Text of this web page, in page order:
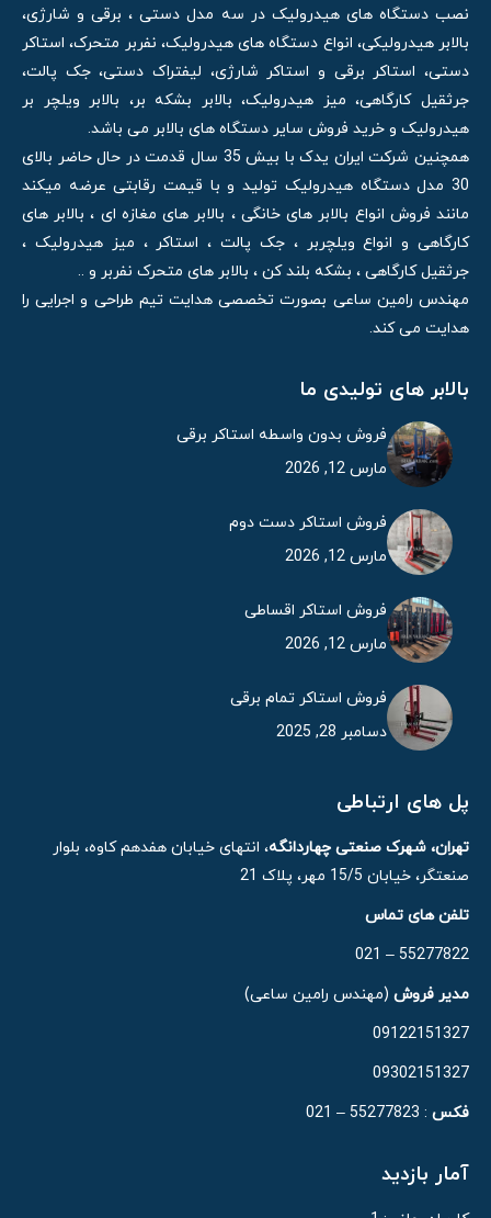
نصب دستگاه های هیدرولیک در سه مدل دستی ، برقی و شارژی،
بالابر هیدرولیکی، انواع دستگاه های هیدرولیک، نفربر متحرک، استاکر
دستی، استاکر برقی و استاکر شارژی، لیفتراک دستی، جک پالت،
جرثقیل کارگاهی، میز هیدرولیک، بالابر بشکه بر، بالابر ویلچر بر
هیدرولیک و خرید فروش سایر دستگاه های بالابر می باشد.
همچنین شرکت ایران یدک با بیش 35 سال قدمت در حال حاضر بالای
30 مدل دستگاه هیدرولیک تولید و با قیمت رقابتی عرضه میکند
مانند فروش انواع بالابر های خانگی ، بالابر های مغازه ای ، بالابر های
کارگاهی و انواع ویلچربر ، جک پالت ، استاکر ، میز هیدرولیک ،
جرثقیل کارگاهی ، بشکه بلند کن ، بالابر های متحرک نفربر و ..
مهندس رامین ساعی بصورت تخصصی هدایت تیم طراحی و اجرایی را
هدایت می کند.
بالابر های تولیدی ما
فروش بدون واسطه استاکر برقی
مارس 12, 2026
فروش استاکر دست دوم
مارس 12, 2026
فروش استاکر اقساطی
مارس 12, 2026
فروش استاکر تمام برقی
دسامبر 28, 2025
پل های ارتباطی
تهران، شهرک صنعتی چهاردانگه، انتهای خیابان هفدهم کاوه، بلوار
صنعتگر، خیابان 15/5 مهر، پلاک 21
تلفن های تماس
55277822 – 021
مدیر فروش (مهندس رامین ساعی)
09122151327
09302151327
فکس : 55277823 – 021
آمار بازدید